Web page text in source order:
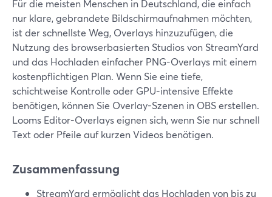
Für die meisten Menschen in Deutschland, die einfach
nur klare, gebrandete Bildschirmaufnahmen möchten,
ist der schnellste Weg, Overlays hinzuzufügen, die
Nutzung des browserbasierten Studios von StreamYard
und das Hochladen einfacher PNG-Overlays mit einem
kostenpflichtigen Plan. Wenn Sie eine tiefe,
schichtweise Kontrolle oder GPU-intensive Effekte
benötigen, können Sie Overlay-Szenen in OBS erstellen.
Looms Editor-Overlays eignen sich, wenn Sie nur schnell
Text oder Pfeile auf kurzen Videos benötigen.
Zusammenfassung
StreamYard ermöglicht das Hochladen von bis zu